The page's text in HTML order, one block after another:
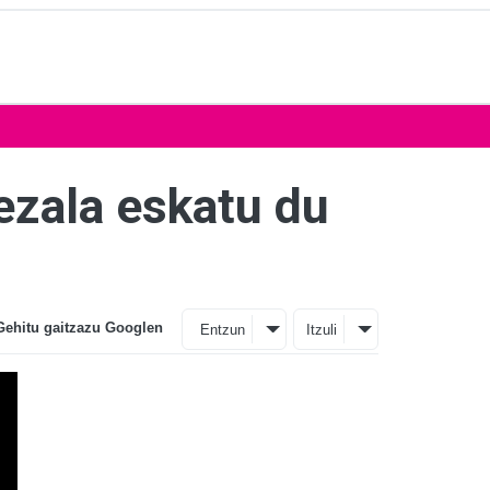
eskatu du
gaitzazu Googlen Entzun Itzuli